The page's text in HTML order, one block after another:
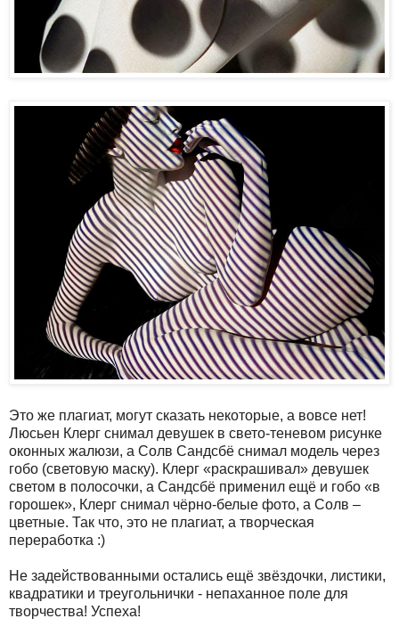
Это же плагиат, могут сказать некоторые, а вовсе нет!
Люсьен Клерг снимал девушек в свето-теневом рисунке
оконных жалюзи, а Солв Сандсбё снимал модель через
гобо (световую маску). Клерг «раскрашивал» девушек
светом в полосочки, а Сандсбё применил ещё и гобо «в
горошек», Клерг снимал чёрно-белые фото, а Солв –
цветные. Так что, это не плагиат, а творческая
переработка :)
Не задействованными остались ещё звёздочки, листики,
квадратики и треугольнички - непаханное поле для
творчества! Успеха!